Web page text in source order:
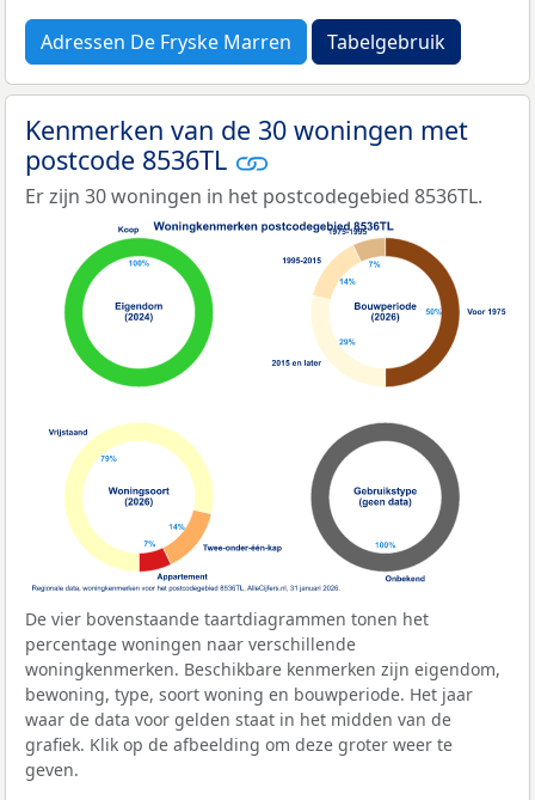
Adressen De Fryske Marren Tabelgebruik
Kenmerken van de 30 woningen met
postcode 8536TL
Er zijn 30 woningen in het postcodegebied 8536TL.
De vier bovenstaande taartdiagrammen tonen het
percentage woningen naar verschillende
woningkenmerken. Beschikbare kenmerken zijn eigendom,
bewoning, type, soort woning en bouwperiode. Het jaar
waar de data voor gelden staat in het midden van de
grafiek. Klik op de afbeelding om deze groter weer te
geven.